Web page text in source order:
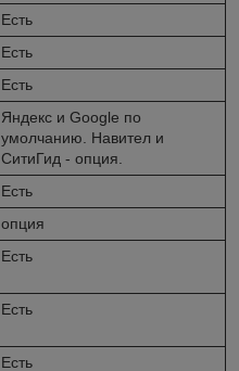
Есть
Есть
Есть
Яндекс и Googlе по
умолчанию. Навител и
СитиГид - опция.
Есть
опция
Есть
Есть
Есть